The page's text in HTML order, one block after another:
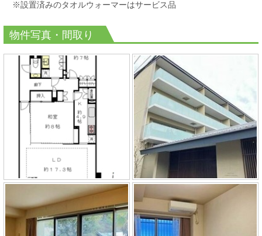
※設置済みのタオルウォーマーはサービス品
物件写真・間取り